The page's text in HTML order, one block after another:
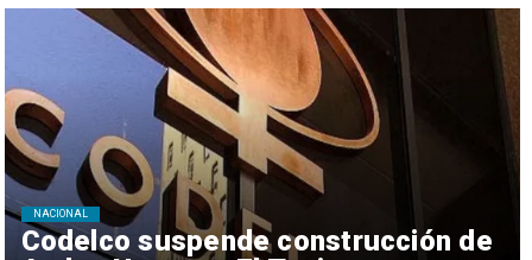
Codelco suspende construcción de
NACIONAL